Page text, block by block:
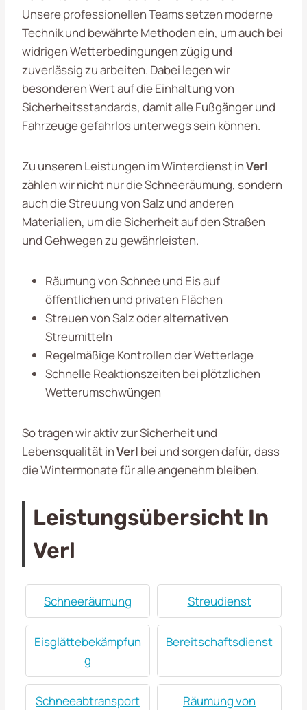
Unsere professionellen Teams setzen moderne
Technik und bewährte Methoden ein, um auch bei
widrigen Wetterbedingungen zügig und
zuverlässig zu arbeiten. Dabei legen wir
besonderen Wert auf die Einhaltung von
Sicherheitsstandards, damit alle Fußgänger und
Fahrzeuge gefahrlos unterwegs sein können.
Zu unseren Leistungen im Winterdienst inVerl
zählen wir nicht nur die Schneeräumung, sondern
auch die Streuung von Salz und anderen
Materialien, um die Sicherheit auf den Straßen
und Gehwegen zu gewährleisten.
Räumung von Schnee und Eis auf
öffentlichen und privaten Flächen
Streuen von Salz oder alternativen
Streumitteln
Regelmäßige Kontrollen der Wetterlage
Schnelle Reaktionszeiten bei plötzlichen
Wetterumschwüngen
So tragen wir aktiv zur Sicherheit und
Lebensqualität inVerl bei und sorgen dafür, dass
die Wintermonate für alle angenehm bleiben.
Leistungsübersicht In
Verl
Schneeräumung Streudienst
Eisglättebekämpfun
g
Bereitschaftsdienst
Schneeabtransport
Räumung von